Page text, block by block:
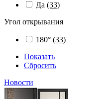
Да (33)
Угол открывания
180° (33)
Показать
Сбросить
Новости